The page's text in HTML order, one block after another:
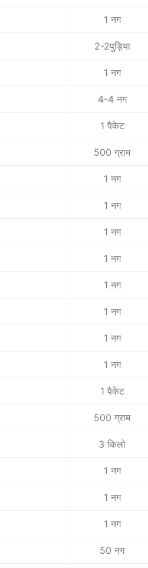
1 नग
2-2पुड़िया
1 नग
4-4 नग
1 पैकेट
500 ग्राम
1 नग
1 नग
1 नग
1 नग
1 नग
1 नग
1 नग
1 नग
1 पैकेट
500 ग्राम
3 किलो
1 नग
1 नग
1 नग
50 नग